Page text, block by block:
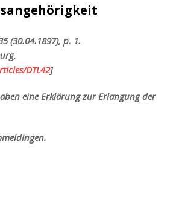
(30.04.1897), p. 1.
DTL42]
eine Erklärung zur Erlangung der